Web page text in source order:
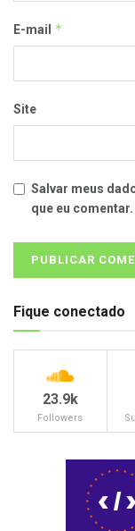
E-mail *
Site
Salvar meus
que eu comentar.
Fique conectado
23.9k
Followers